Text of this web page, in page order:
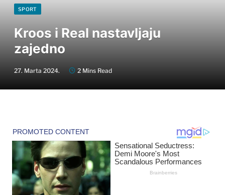
SPORT
Kroos i Real nastavljaju
zajedno
27. Marta 2024. 2 Mins Read